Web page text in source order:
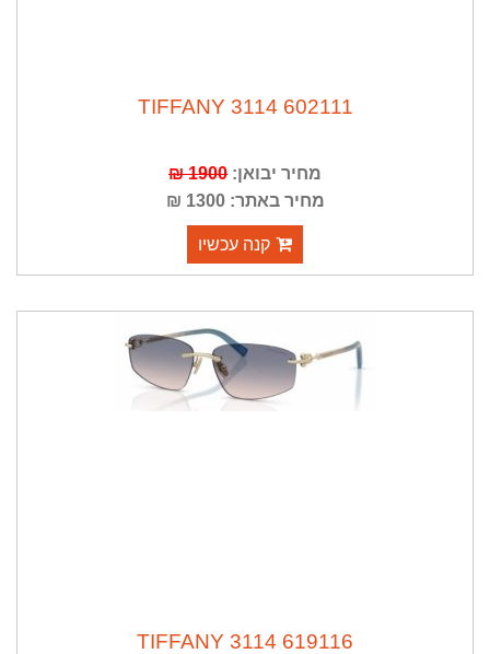
TIFFANY 3114 602111
מחיר יבואן: 1900 ₪
מחיר באתר: 1300 ₪
קנה עכשיו
TIFFANY 3114 619116